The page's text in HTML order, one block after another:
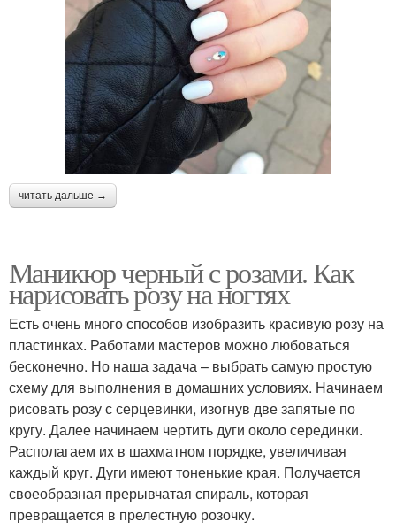
читать дальше →
Маникюр черный с розами. Как
нарисовать розу на ногтях
Есть очень много способов изобразить красивую розу на
пластинках. Работами мастеров можно любоваться
бесконечно. Но наша задача – выбрать самую простую
схему для выполнения в домашних условиях. Начинаем
рисовать розу с серцевинки, изогнув две запятые по
кругу. Далее начинаем чертить дуги около серединки.
Располагаем их в шахматном порядке, увеличивая
каждый круг. Дуги имеют тоненькие края. Получается
своеобразная прерывчатая спираль, которая
превращается в прелестную розочку.